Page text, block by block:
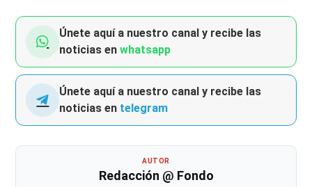
Únete aquí a nuestro canal y recibe las
noticias enwhatsapp
Únete aquí a nuestro canal y recibe las
noticias en telegram
AUTOR
Redacción @ Fondo